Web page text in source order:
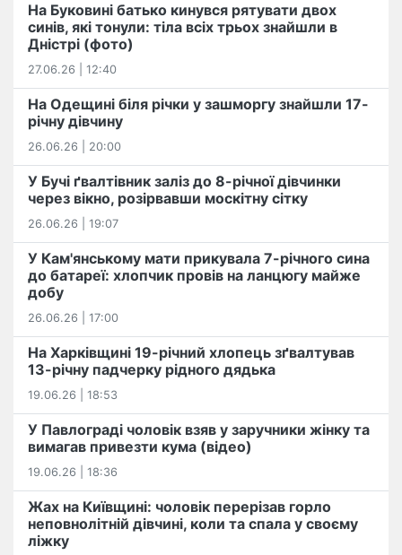
На Буковині батько кинувся рятувати двох
синів, які тонули: тіла всіх трьох знайшли в
Дністрі (фото)
27.06.26 | 12:40
На Одещині біля річки у зашморгу знайшли 17-
річну дівчину
26.06.26 | 20:00
У Бучі ґвалтівник заліз до 8-річної дівчинки
через вікно, розірвавши москітну сітку
26.06.26 | 19:07
У Кам'янському мати прикувала 7-річного сина
до батареї: хлопчик провів на ланцюгу майже
добу
26.06.26 | 17:00
На Харківщині 19-річний хлопець​ ️зґвалтував
13-річну падчерку рідного дядька
19.06.26 | 18:53
У Павлограді чоловік взяв у заручники жінку та
вимагав привезти кума (відео)
19.06.26 | 18:36
Жах на Київщині: чоловік перерізав горло
неповнолітній дівчині, коли та спала у своєму
ліжку